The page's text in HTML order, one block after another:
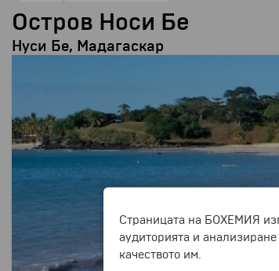
Остров Носи Бе
Нуси Бе, Мадагаскар
Страницата на БОХЕМИЯ
аудиторията и
качеството им.